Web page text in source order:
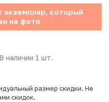
который
на фото
В наличии 1 шт.
размер скидки. Не
скидок.